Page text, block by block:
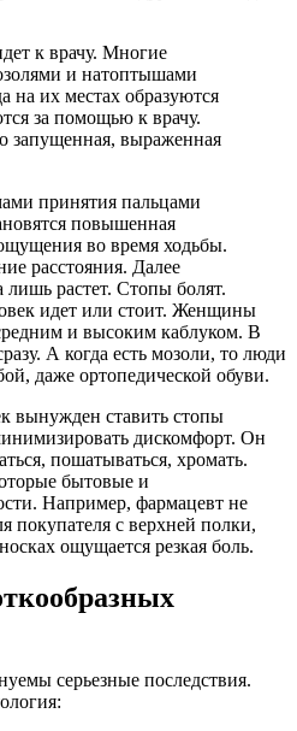
к врачу. Многие
и натоптышами
на их местах образуются
за помощью к врачу.
запущенная, выраженная
принятия пальцами
повышенная
во время ходьбы.
расстояния. Далее
лишь растет. Стопы болят.
идет или стоит. Женщины
и высоким каблуком. В
А когда есть мозоли, то люди
даже ортопедической обуви.
вынужден ставить стопы
дискомфорт. Он
пошатываться, хромать.
бытовые и
Например, фармацевт не
покупателя с верхней полки,
ощущается резкая боль.
серьезные последствия.